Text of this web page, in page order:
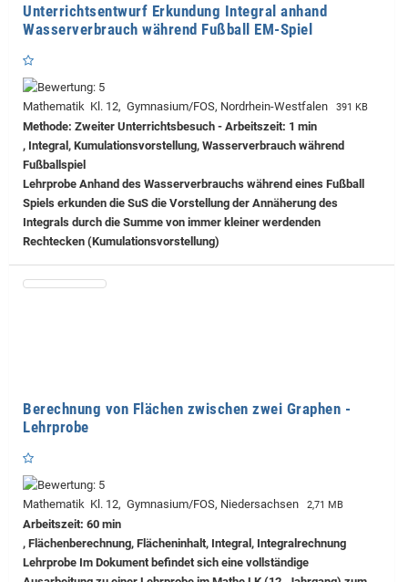
Unterrichtsentwurf Erkundung Integral anhand
Wasserverbrauch während Fußball EM-Spiel
Mathematik Kl. 12, Gymnasium/FOS, Nordrhein-Westfalen 391 KB
Methode: Zweiter Unterrichtsbesuch - Arbeitszeit: 1 min
, Integral, Kumulationsvorstellung, Wasserverbrauch während
Fußballspiel
Lehrprobe Anhand des Wasserverbrauchs während eines Fußball
Spiels erkunden die SuS die Vorstellung der Annäherung des
Integrals durch die Summe von immer kleiner werdenden
Rechtecken (Kumulationsvorstellung)
Berechnung von Flächen zwischen zwei Graphen -
Lehrprobe
Mathematik Kl. 12, Gymnasium/FOS, Niedersachsen 2,71 MB
Arbeitszeit: 60 min
, Flächenberechnung, Flächeninhalt, Integral, Integralrechnung
Lehrprobe Im Dokument befindet sich eine vollständige